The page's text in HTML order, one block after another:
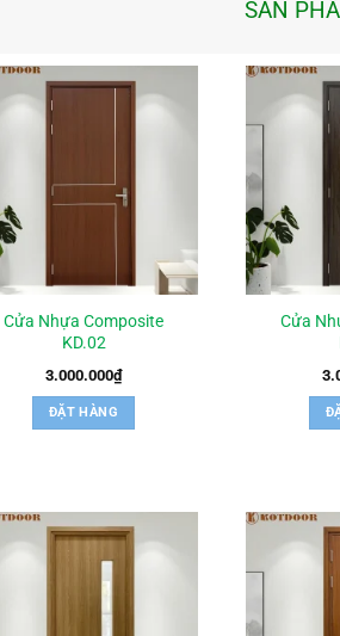
SẢN
Cửa Nhựa Composite
KD.02
3.000.000₫
ĐẶT HÀNG
Cửa